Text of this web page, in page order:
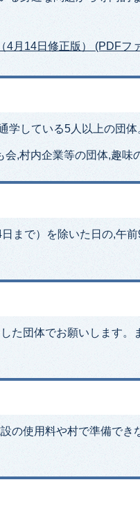
4月14日修正版） (PDFフ
学している5人以上の団体
会,村内企業等の団体,趣味
まで）を除いた日の,午
た団体でお願いします。
の使用料や村で準備でき